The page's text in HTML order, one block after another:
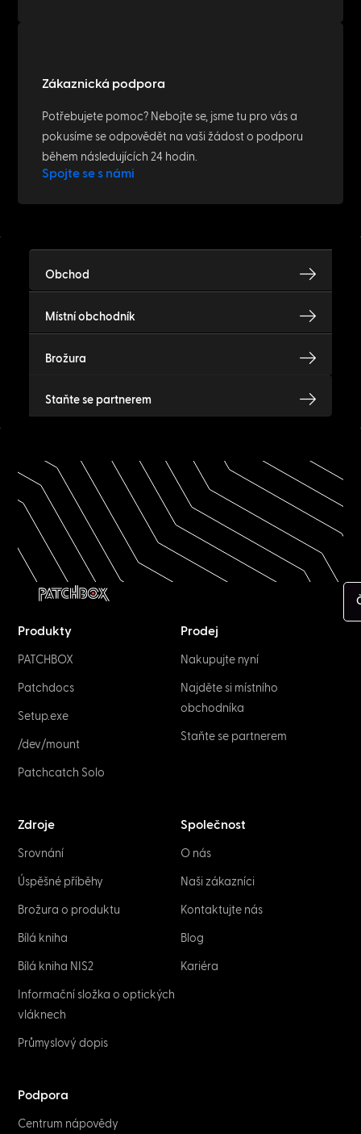
Zákaznická podpora
Potřebujete pomoc? Nebojte se, jsme tu pro vás a
pokusíme se odpovědět na vaši žádost o podporu
během následujících 24 hodin.
Spojte se s námi
Obchod
Místní obchodník
Brožura
Staňte se partnerem
Produkty
PATCHBOX
Patchdocs
Setup.exe
/dev/mount
Patchcatch Solo
Prodej
Nakupujte nyní
Najděte si místního
obchodníka
Staňte se partnerem
Zdroje
Srovnání
Úspěšné příběhy
Brožura o produktu
Bílá kniha
Bílá kniha NIS2
Informační složka o optických
vláknech
Průmyslový dopis
Společnost
O nás
Naši zákazníci
Kontaktujte nás
Blog
Kariéra
Podpora
Centrum nápovědy